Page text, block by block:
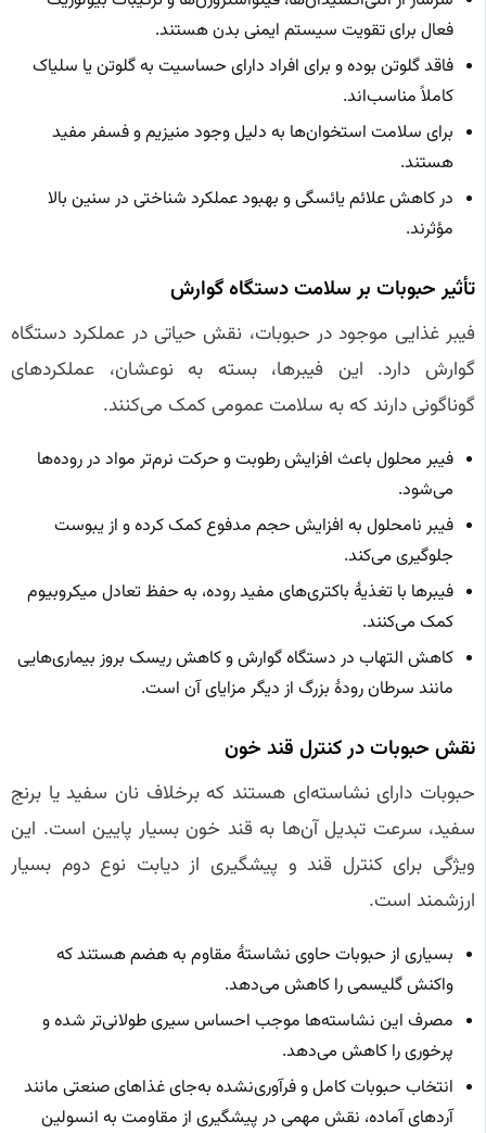
فعال برای تقویت سیستم ایمنی بدن هستند.
فاقد گلوتن بوده و برای افراد دارای حساسیت به گلوتن یا سلیاک
کاملاً مناسب‌اند.
برای سلامت استخوان‌ها به دلیل وجود منیزیم و فسفر مفید
هستند.
در کاهش علائم یائسگی و بهبود عملکرد شناختی در سنین بالا
مؤثرند.
تأثیر حبوبات بر سلامت دستگاه گوارش
فیبر غذایی موجود در حبوبات، نقش حیاتی در عملکرد دستگاه
گوارش دارد. این فیبرها، بسته به نوعشان، عملکردهای
گوناگونی دارند که به سلامت عمومی کمک می‌کنند.
فیبر محلول باعث افزایش رطوبت و حرکت نرم‌تر مواد در روده‌ها
می‌شود.
فیبر نامحلول به افزایش حجم مدفوع کمک کرده و از یبوست
جلوگیری می‌کند.
فیبرها با تغذیهٔ باکتری‌های مفید روده، به حفظ تعادل میکروبیوم
کمک می‌کنند.
کاهش التهاب در دستگاه گوارش و کاهش ریسک بروز بیماری‌هایی
مانند سرطان رودهٔ بزرگ از دیگر مزایای آن است.
نقش حبوبات در کنترل قند خون
حبوبات دارای نشاسته‌ای هستند که برخلاف نان سفید یا برنج
سفید، سرعت تبدیل آن‌ها به قند خون بسیار پایین است. این
ویژگی برای کنترل قند و پیشگیری از دیابت نوع دوم بسیار
ارزشمند است.
بسیاری از حبوبات حاوی نشاستهٔ مقاوم به هضم هستند که
واکنش گلیسمی را کاهش می‌دهد.
مصرف این نشاسته‌ها موجب احساس سیری طولانی‌تر شده و
پرخوری را کاهش می‌دهد.
انتخاب حبوبات کامل و فرآوری‌نشده به‌جای غذاهای صنعتی مانند
آردهای آماده، نقش مهمی در پیشگیری از مقاومت به انسولین